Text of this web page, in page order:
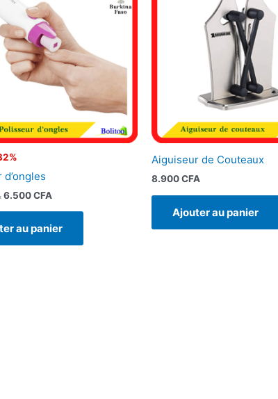
9.500 CFA.
6.500CFA
6.500 CFA.
au panier
Aiguiseur de Couteaux
8.900CFA
Ajouter au panier